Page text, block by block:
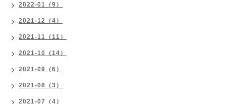
2022-01（9）
2021-12（4）
2021-11（11）
2021-10（14）
2021-09（6）
2021-08（3）
2021-07（4）